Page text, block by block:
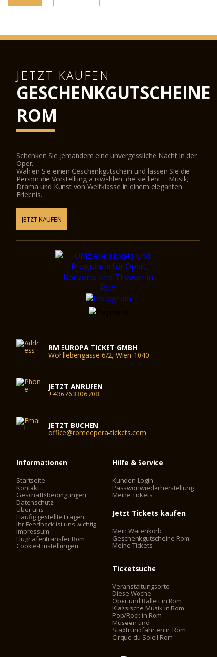
JETZT KAUFEN
GESCHENKGUTSCHEINE
ROM
Schenken Sie jemandem eine unvergessliche Nacht in der
Oper.
Wählen Sie einen Geschenkgutschein und lassen Sie die
Person die Vorstellung auswählen, die sie liebt – Musik,
Drama und Kunst von Weltklasse in einem eleganten
Erlebnis.
JETZT KAUFEN
RM EUROPA TICKET GMBH
Wohllebengasse 6/2, Wien-1040
JETZT ANRUFEN
+436763806708
JETZT BUCHEN
office@romeopera-tickets.com
Informationen
Startseite
Kontakt
Geschäftsbedingungen
Datenschutz
Über uns
Häufig gestellte Fragen
Ihr Feedback ist uns wichtig
Impressum
Flughafentransfer Rom
Cookie-Einstellungen
Hilfe & Service
Kunden-Login
Passwortwiederherstellung
Meine Tickets
Jetzt Tickets kaufen
Mein Warenkorb
Geschenkgutscheine Rom
Meine Tickets
Ticketsuche
Veranstaltungsorte
Diese Woche
Oper und Ballett in Rom
Klassische Musik in Rom
Pop/Rock in Rom
Museen und
Stadtrundfahrten in Rom
Cirque du Soleil Rom